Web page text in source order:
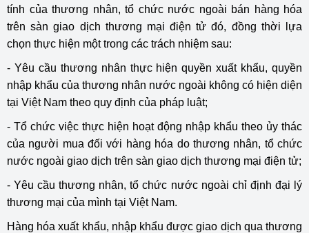
tính của thương nhân, tổ chức nước ngoài bán hàng hóa
trên sàn giao dịch thương mại điện tử đó, đồng thời lựa
chọn thực hiện một trong các trách nhiệm sau:
- Yêu cầu thương nhân thực hiện quyền xuất khẩu, quyền
nhập khẩu của thương nhân nước ngoài không có hiện diện
tại Việt Nam theo quy định của pháp luật;
- Tổ chức việc thực hiện hoạt động nhập khẩu theo ủy thác
của người mua đối với hàng hóa do thương nhân, tổ chức
nước ngoài giao dịch trên sàn giao dịch thương mại điện tử;
- Yêu cầu thương nhân, tổ chức nước ngoài chỉ định đại lý
thương mại của mình tại Việt Nam.
Hàng hóa xuất khẩu, nhập khẩu được giao dịch qua thương